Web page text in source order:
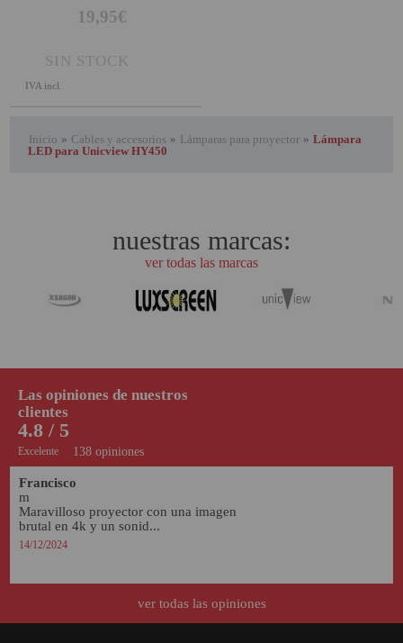
19,95€
SIN STOCK
IVA incl.
Inicio » Cables y accesorios » Lámparas para proyector » Lámpara
LED para Unicview HY450
nuestras marcas:
ver todas las marcas
138 opiniones
4.8 / 5
Excelente
Las opiniones de nuestros
clientes
Francisco
m
Maravilloso proyector con una imagen
brutal en 4k y un sonid...
14/12/2024
ver todas las opiniones